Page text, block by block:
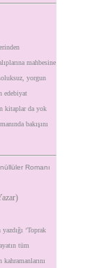
mahbesine
yorgun
edebiyat
kitaplar da yok
bakışını
Romanı
‘Toprak
tüm